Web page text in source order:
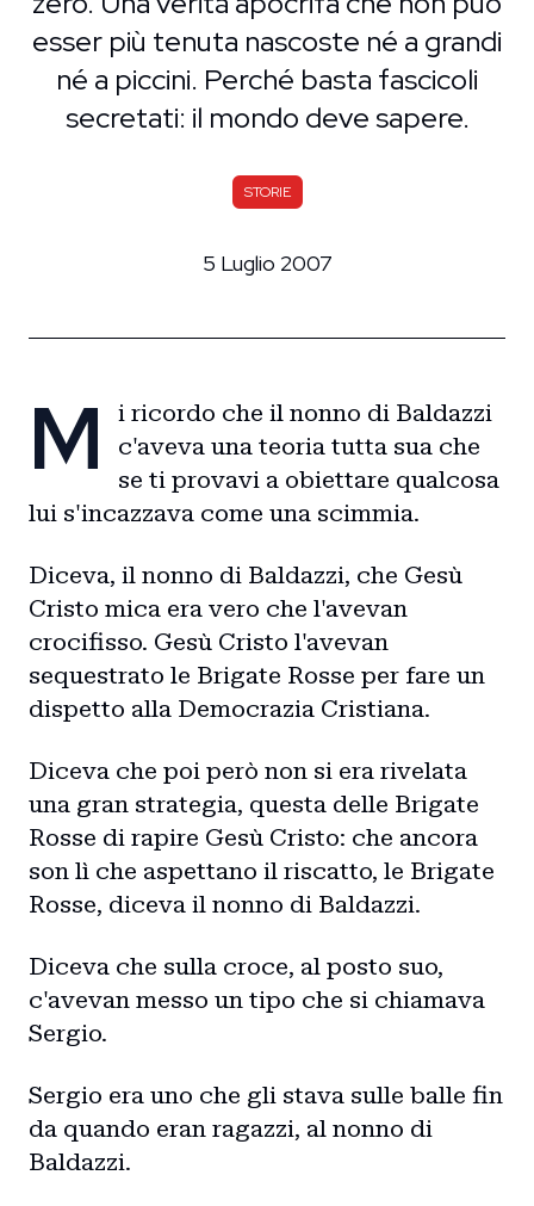
esser più tenuta nascoste né a grandi
né a piccini. Perché basta fascicoli
secretati: il mondo deve sapere.
STORIE
5 Luglio 2007
M
i ricordo che il nonno di Baldazzi
c'aveva una teoria tutta sua che
se ti provavi a obiettare qualcosa
lui s'incazzava come una scimmia.
Diceva, il nonno di Baldazzi, che Gesù
Cristo mica era vero che l'avevan
crocifisso. Gesù Cristo l'avevan
sequestrato le Brigate Rosse per fare un
dispetto alla Democrazia Cristiana.
Diceva che poi però non si era rivelata
una gran strategia, questa delle Brigate
Rosse di rapire Gesù Cristo: che ancora
son lì che aspettano il riscatto, le Brigate
Rosse, diceva il nonno di Baldazzi.
Diceva che sulla croce, al posto suo,
c'avevan messo un tipo che si chiamava
Sergio.
Sergio era uno che gli stava sulle balle fin
da quando eran ragazzi, al nonno di
Baldazzi.